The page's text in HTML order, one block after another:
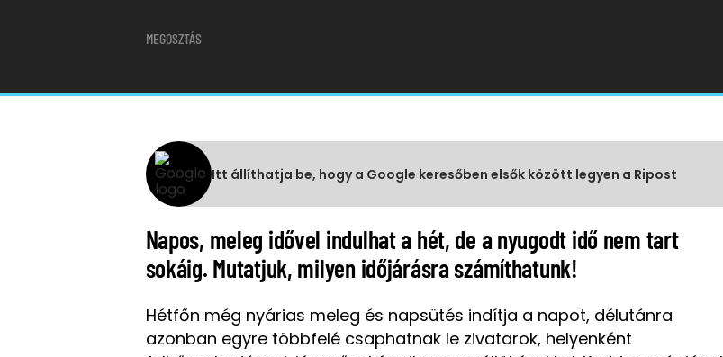
MEGOSZTÁS
Itt állíthatja be, hogy a Google keresőben elsők között legyen a Ripost
Napos, meleg idővel indulhat a hét, de a nyugodt idő nem tart
sokáig. Mutatjuk, milyen időjárásra számíthatunk!
Hétfőn még nyárias meleg és napsütés indítja a napot, délutánra
azonban egyre többfelé csaphatnak le zivatarok, helyenként